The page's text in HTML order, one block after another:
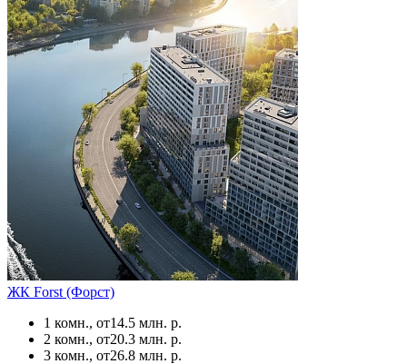
ЖК Forst (Форст)
1 комн., от14.5 млн. р.
2 комн., от20.3 млн. р.
3 комн., от26.8 млн. р.